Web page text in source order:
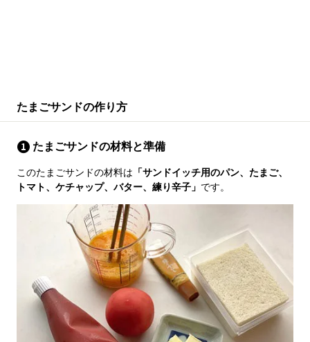
たまごサンドの作り方
たまごサンドの材料と準備
このたまごサンドの材料は 「サンドイッチ用のパン、たまご、
トマト、ケチャップ、バター、練り辛子」 です。